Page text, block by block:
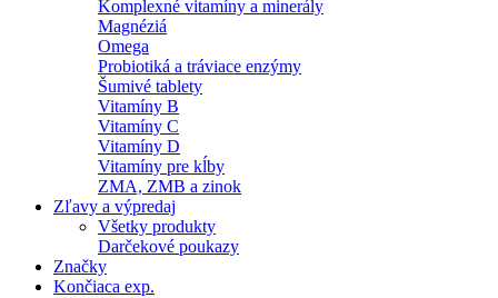
Komplexné vitamíny a minerály
Magnéziá
Omega
Probiotiká a tráviace enzýmy
Šumivé tablety
Vitamíny B
Vitamíny C
Vitamíny D
Vitamíny pre kĺby
ZMA, ZMB a zinok
Zľavy a výpredaj
Všetky produkty
Darčekové poukazy
Značky
Končiaca exp.